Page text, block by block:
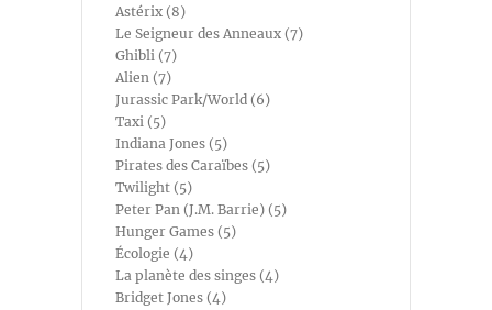
Astérix (8)
Le Seigneur des Anneaux (7)
Ghibli (7)
Alien (7)
Jurassic Park/World (6)
Taxi (5)
Indiana Jones (5)
Pirates des Caraïbes (5)
Twilight (5)
Peter Pan (J.M. Barrie) (5)
Hunger Games (5)
Écologie (4)
La planète des singes (4)
Bridget Jones (4)